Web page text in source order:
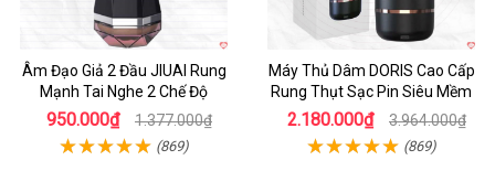
Âm Đạo Giả 2 Đầu JIUAI Rung
Mạnh Tai Nghe 2 Chế Độ
950.000₫ 1.377.000₫
(869)
Máy Thủ Dâm DORIS Cao Cấp
Rung Thụt Sạc Pin Siêu Mềm
2.180.000₫ 3.964.000₫
(869)